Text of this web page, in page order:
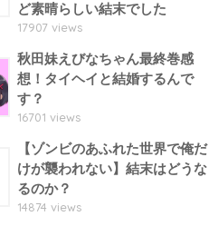
ど素晴らしい結末でした
17907 views
秋田妹えびなちゃん最終巻感
想！タイヘイと結婚するんで
す？
16701 views
【ゾンビのあふれた世界で俺だ
けが襲われない】結末はどうな
るのか？
14874 views